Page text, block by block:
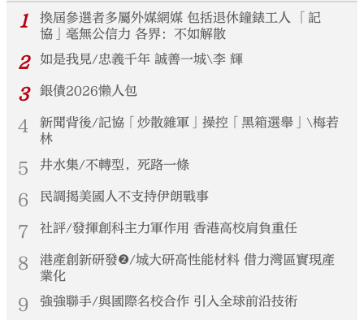
1
換屆參選者多屬外媒網媒 包括退休鐘錶工人 「記
協」毫無公信力 各界：不如解散
2 如是我見/忠義千年 誠善一城\李 輝
3 銀債2026懶人包
4
新聞背後/記協「炒散雜軍」操控「黑箱選舉」\梅若
林
5 井水集/不轉型，死路一條
6 民調揭美國人不支持伊朗戰事
7 社評/發揮創科主力軍作用 香港高校肩負重任
8
港產創新研發❷/城大研高性能材料 借力灣區實現產
業化
9 強強聯手/與國際名校合作 引入全球前沿技術